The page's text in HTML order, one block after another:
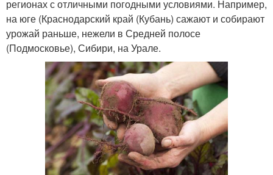
регионах с отличными погодными условиями. Например,
на юге (Краснодарский край (Кубань) сажают и собирают
урожай раньше, нежели в Средней полосе
(Подмосковье), Сибири, на Урале.